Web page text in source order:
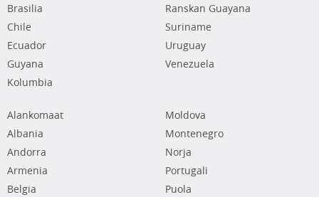
Brasilia
Chile
Ecuador
Guyana
Kolumbia
Ranskan Guayana
Suriname
Uruguay
Venezuela
Alankomaat
Albania
Andorra
Armenia
Belgia
Moldova
Montenegro
Norja
Portugali
Puola